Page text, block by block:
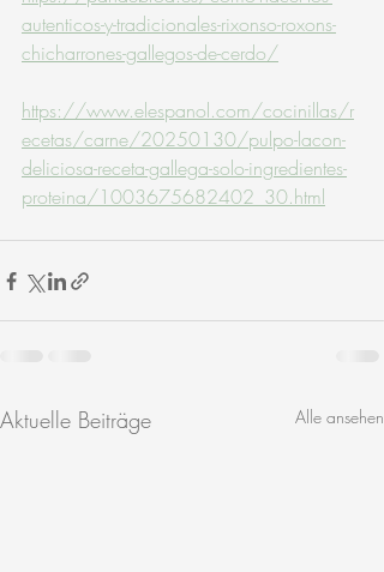
autenticos-y-tradicionales-rixonso-roxons-
chicharrones-gallegos-de-cerdo/
https://www.elespanol.com/cocinillas/r
ecetas/carne/20250130/pulpo-lacon-
deliciosa-receta-gallega-solo-ingredientes-
proteina/1003675682402_30.html
Aktuelle Beiträge Alle ansehen